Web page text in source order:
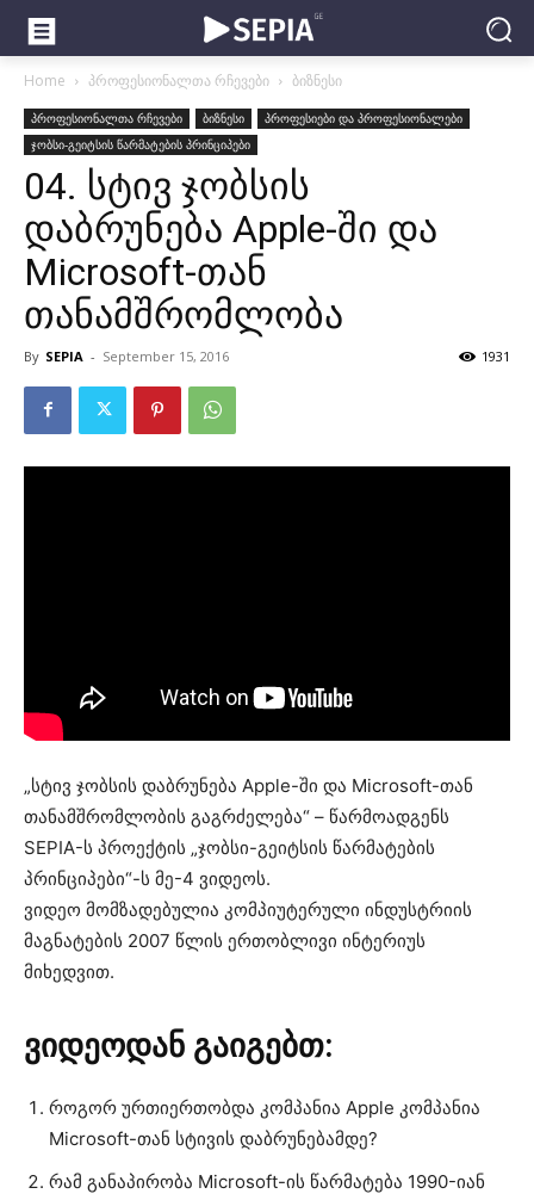
Home პროფესიონალთა რჩევები ბიზნესი
პროფესიონალთა რჩევები ბიზნესი
პროფესიები და პროფესიონალები
ჯობსი-გეიტსის წარმატების პრინციპები
04. სტივ ჯობსის
დაბრუნება Apple-ში და
Microsoft-თან
თანამშრომლობა
By SEPIA - September 15, 2016 1931
„სტივ ჯობსის დაბრუნება Apple-ში და Microsoft-თან
თანამშრომლობის გაგრძელება“ – წარმოადგენს
SEPIA-ს პროექტის „ჯობსი-გეიტსის წარმატების
პრინციპები“-ს მე-4 ვიდეოს.
ვიდეო მომზადებულია კომპიუტერული ინდუსტრიის
მაგნატების 2007 წლის ერთობლივი ინტერიუს
მიხედვით.
ვიდეოდან გაიგებთ:
როგორ ურთიერთობდა კომპანია Apple კომპანია
Microsoft-თან სტივის დაბრუნებამდე?
რამ განაპირობა Microsoft-ის წარმატება 1990-იან